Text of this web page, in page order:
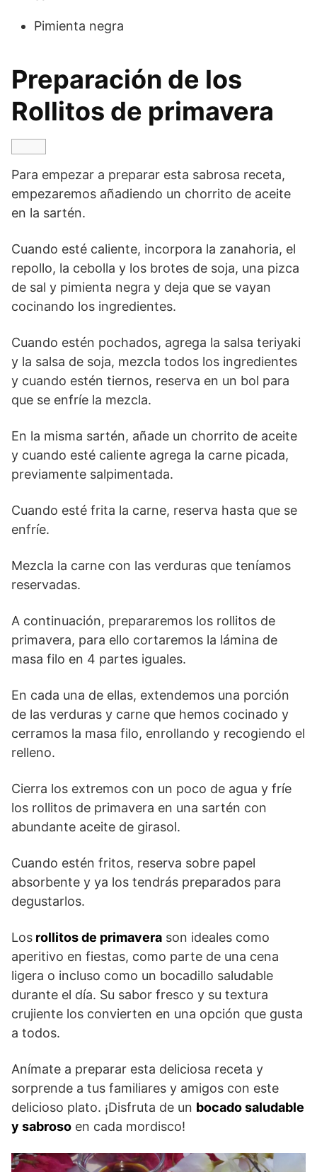
Pimienta negra
Preparación de los
Rollitos de primavera
Para empezar a preparar esta sabrosa receta,
empezaremos añadiendo un chorrito de aceite
en la sartén.
Cuando esté caliente, incorpora la zanahoria, el
repollo, la cebolla y los brotes de soja, una pizca
de sal y pimienta negra y deja que se vayan
cocinando los ingredientes.
Cuando estén pochados, agrega la salsa teriyaki
y la salsa de soja, mezcla todos los ingredientes
y cuando estén tiernos, reserva en un bol para
que se enfríe la mezcla.
En la misma sartén, añade un chorrito de aceite
y cuando esté caliente agrega la carne picada,
previamente salpimentada.
Cuando esté frita la carne, reserva hasta que se
enfríe.
Mezcla la carne con las verduras que teníamos
reservadas.
A continuación, prepararemos los rollitos de
primavera, para ello cortaremos la lámina de
masa filo en 4 partes iguales.
En cada una de ellas, extendemos una porción
de las verduras y carne que hemos cocinado y
cerramos la masa filo, enrollando y recogiendo el
relleno.
Cierra los extremos con un poco de agua y fríe
los rollitos de primavera en una sartén con
abundante aceite de girasol.
Cuando estén fritos, reserva sobre papel
absorbente y ya los tendrás preparados para
degustarlos.
Los rollitos de primavera son ideales como
aperitivo en fiestas, como parte de una cena
ligera o incluso como un bocadillo saludable
durante el día. Su sabor fresco y su textura
crujiente los convierten en una opción que gusta
a todos.
Anímate a preparar esta deliciosa receta y
sorprende a tus familiares y amigos con este
delicioso plato. ¡Disfruta de un bocado saludable
y sabroso en cada mordisco!